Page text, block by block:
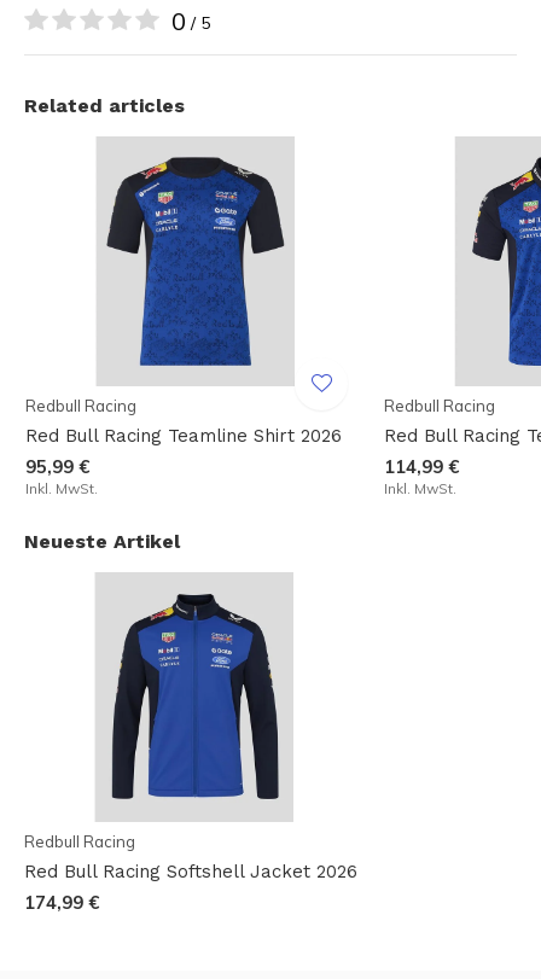
0 / 5
Related articles
Redbull Racing
Red Bull Racing Teamline Shirt 2026
95,99 €
Inkl. MwSt.
Redbull Racing
Red Bull Racing
114,99 €
Inkl. MwSt.
Neueste Artikel
Redbull Racing
Red Bull Racing Softshell Jacket 2026
174,99 €